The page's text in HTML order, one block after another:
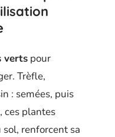
verts pour
Trèfle,
: semées, puis
ces plantes
sol, renforcent sa